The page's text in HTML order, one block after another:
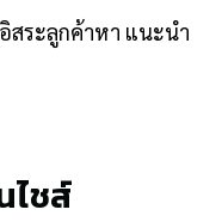
สระลูกค้าหา แนะนำ
ไชส์